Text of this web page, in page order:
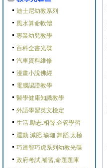
迪士尼幼教系列
風水算命軟體
專業幼兒教學
百科全書光碟
汽車資料維修
漫畫小說佛經
電腦認證教學
醫學健康知識教學
外語學習英文檢定
生活.勵志.相聲.企管學習
運動.減肥.瑜珈.舞蹈.太極
巧連智巧虎系列幼教光碟
政府考試,補習,命題題庫